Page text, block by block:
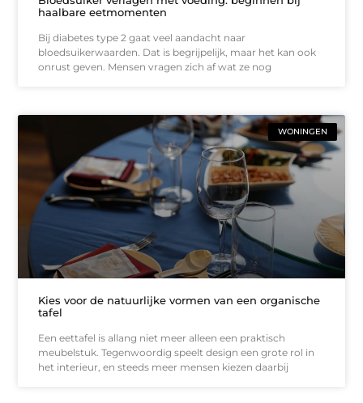
haalbare eetmomenten
Bij diabetes type 2 gaat veel aandacht naar
bloedsuikerwaarden. Dat is begrijpelijk, maar het kan ook
onrust geven. Mensen vragen zich af wat ze nog
WONINGEN
Kies voor de natuurlijke vormen van een organische
tafel
Een eettafel is allang niet meer alleen een praktisch
meubelstuk. Tegenwoordig speelt design een grote rol in
het interieur, en steeds meer mensen kiezen daarbij